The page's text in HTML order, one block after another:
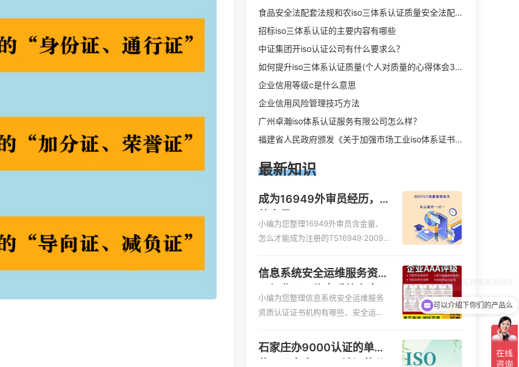
食品安全法配套法规和农iso三体系认证质量安全法配套法规分别是什么？
招标iso三体系认证的主要内容有哪些
中证集团开iso认证公司有什么要求么？
如何提升iso三体系认证质量(个人对质量的心得体会300字)
企业信用等级c是什么意思
企业信用风险管理技巧方法
广州卓瀚iso体系认证服务有限公司怎么样？
福建省人民政府颁发《关于加强市场工业iso体系证书质量监督检验与管理的暂行规定》的通知
最新知识
成为16949外审员经历，
小编为您整理16949外审员含金量、
怎么才能成为注册的TS16949:2009
过不了解具体情况、iso9000外审
员、SA8000外审员培训相关iso体系
认证知识，详情可查看下方正文！
信息系统安全运维服务资质
维服务资质二级
小编为您整理信息系统安全运维服务
资质认证证书机构有哪些、安全运维
服务资质哪家便宜、安全运维服务资
质认证哪家效率高、信息系统安全集
石家庄办9000认证的单
可以介绍下你们的产品么